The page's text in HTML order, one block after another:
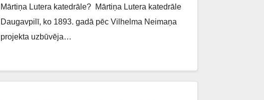
Mārtiņa Lutera katedrāle? Mārtiņa Lutera katedrāle
Daugavpilī, ko 1893. gadā pēc Vilhelma Neimaņa
projekta uzbūvēja…